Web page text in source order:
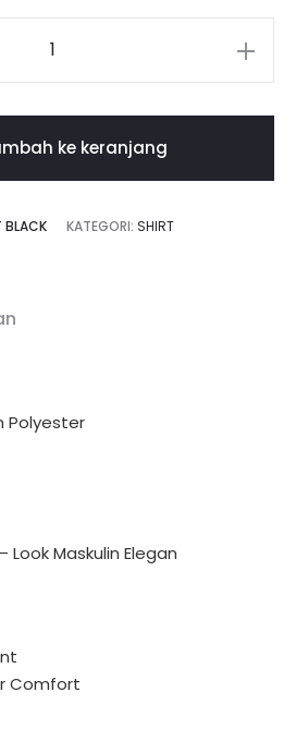
ke keranjang
BLACK KATEGORI: SHIRT
Polyester
Look Maskulin Elegan
Comfort